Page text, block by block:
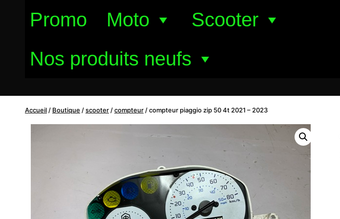
Promo Moto
Scooter
Nos produits neufs
Accueil / Boutique /scooter /compteur /compteur piaggio zip 50 4t 2021 – 2023